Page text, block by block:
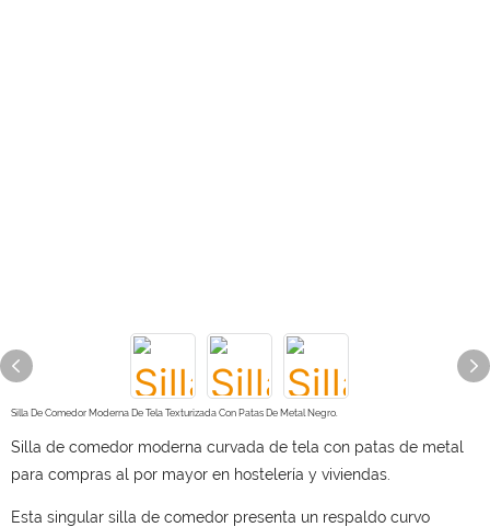
Silla De Comedor Moderna De Tela Texturizada Con Patas De Metal Negro.
Silla de comedor moderna curvada de tela con patas de metal
para compras al por mayor en hostelería y viviendas.
Esta singular silla de comedor presenta un respaldo curvo